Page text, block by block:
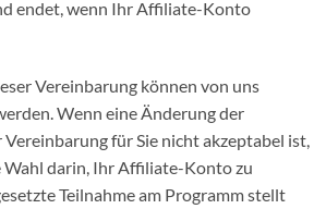
endet, wenn Ihr Affiliate-Konto
Vereinbarung können von uns
Wenn eine Änderung der
Vereinbarung für Sie nicht akzeptabel ist,
Wahl darin, Ihr Affiliate-Konto zu
Teilnahme am Programm stellt